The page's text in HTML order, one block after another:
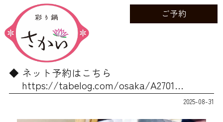
ご予約
ネット予約はこちら
https://tabelog.com/osaka/A2701…
2025-08-31